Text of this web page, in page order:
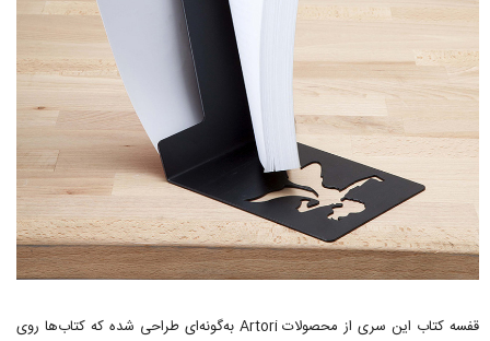
قفسه کتاب این سری از محصولات Artori به‌گونه‌ای طراحی شده که کتاب‌ها روی